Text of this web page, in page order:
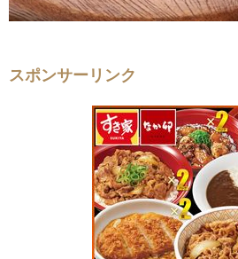
スポンサーリンク